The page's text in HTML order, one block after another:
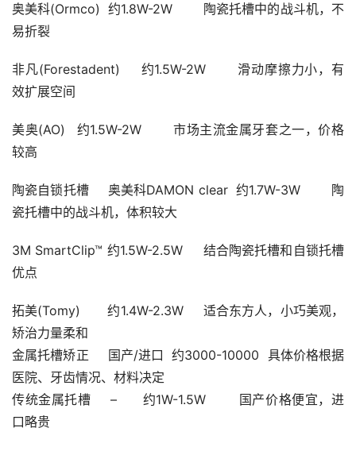
奥美科(Ormco)	约1.8W-2W	陶瓷托槽中的战斗机，不
易折裂
非凡(Forestadent)	约1.5W-2W	滑动摩擦力小，有
效扩展空间
美奥(AO)	约1.5W-2W	市场主流金属牙套之一，价格
较高
陶瓷自锁托槽	奥美科DAMON clear	约1.7W-3W	陶
瓷托槽中的战斗机，体积较大
3M SmartClip™	约1.5W-2.5W	结合陶瓷托槽和自锁托槽
优点
拓美(Tomy)	约1.4W-2.3W	适合东方人，小巧美观，
矫治力量柔和
金属托槽矫正	国产/进口	约3000-10000	具体价格根据
医院、牙齿情况、材料决定
传统金属托槽	–	约1W-1.5W	国产价格便宜，进
口略贵